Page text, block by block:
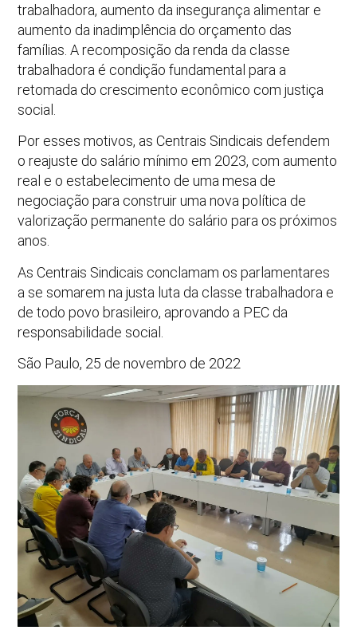
trabalhadora, aumento da insegurança alimentar e
aumento da inadimplência do orçamento das
famílias. A recomposição da renda da classe
trabalhadora é condição fundamental para a
retomada do crescimento econômico com justiça
social.
Por esses motivos, as Centrais Sindicais defendem
o reajuste do salário mínimo em 2023, com aumento
real e o estabelecimento de uma mesa de
negociação para construir uma nova política de
valorização permanente do salário para os próximos
anos.
As Centrais Sindicais conclamam os parlamentares
a se somarem na justa luta da classe trabalhadora e
de todo povo brasileiro, aprovando a PEC da
responsabilidade social.
São Paulo, 25 de novembro de 2022